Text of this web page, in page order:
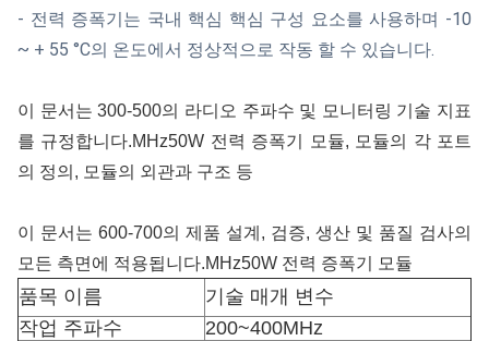
- 전력 증폭기는 국내 핵심 핵심 구성 요소를 사용하며 -10
~ + 55 °C의 온도에서 정상적으로 작동 할 수 있습니다.
이 문서는 300-500의 라디오 주파수 및 모니터링 기술 지표
를 규정합니다.MHz50W 전력 증폭기 모듈, 모듈의 각 포트
의 정의, 모듈의 외관과 구조 등
이 문서는 600-700의 제품 설계, 검증, 생산 및 품질 검사의
모든 측면에 적용됩니다.MHz50W 전력 증폭기 모듈
품목 이름
기술 매개 변수
작업 주파수
200~400MHz